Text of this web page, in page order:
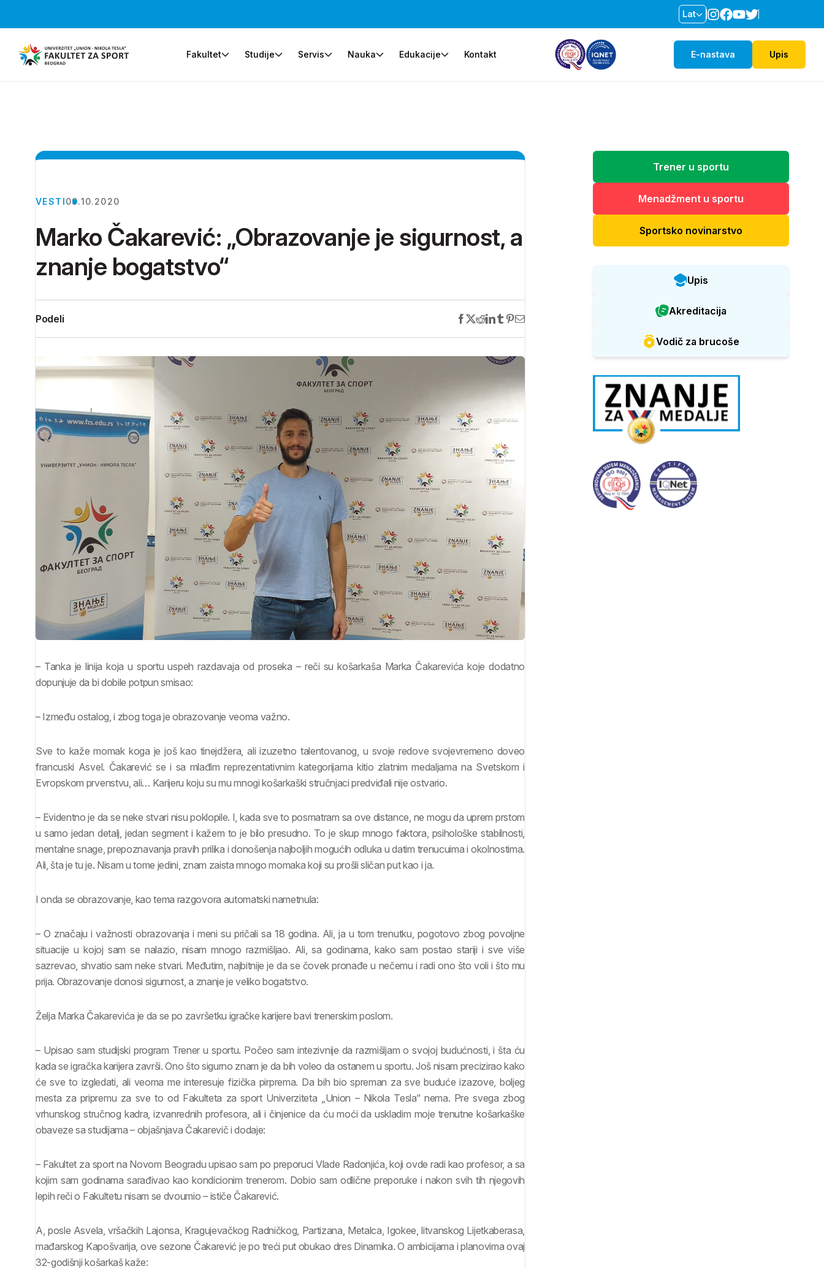
Lat
Fakultet Studije Servis Nauka Edukacije Kontakt E-nastava Upis
VESTI09.10.2020
Marko Čakarević: „Obrazovanje je sigurnost, a
znanje bogatstvo“
Podeli
– Tanka je linija koja u sportu uspeh razdavaja od proseka – reči su košarkaša Marka Čakarevića koje dodatno
dopunjuje da bi dobile potpun smisao:
– Između ostalog, i zbog toga je obrazovanje veoma važno.
Sve to kaže momak koga je još kao tinejdžera, ali izuzetno talentovanog, u svoje redove svojevremeno doveo
francuski Asvel. Čakarević se i sa mlađim reprezentativnim kategorijama kitio zlatnim medaljama na Svetskom i
Evropskom prvenstvu, ali… Karijeru koju su mu mnogi košarkaški stručnjaci predviđali nije ostvario.
– Evidentno je da se neke stvari nisu poklopile. I, kada sve to posmatram sa ove distance, ne mogu da uprem prstom
u samo jedan detalj, jedan segment i kažem to je bilo presudno. To je skup mnogo faktora, psihološke stabilnosti,
mentalne snage, prepoznavanja pravih prilika i donošenja najboljih mogućih odluka u datim trenucuima i okolnostima.
Ali, šta je tu je. Nisam u tome jedini, znam zaista mnogo momaka koji su prošli sličan put kao i ja.
I onda se obrazovanje, kao tema razgovora automatski nametnula:
– O značaju i važnosti obrazovanja i meni su pričali sa 18 godina. Ali, ja u tom trenutku, pogotovo zbog povoljne
situacije u kojoj sam se nalazio, nisam mnogo razmišljao. Ali, sa godinama, kako sam postao stariji i sve više
sazrevao, shvatio sam neke stvari. Međutim, najbitnije je da se čovek pronađe u nečemu i radi ono što voli i što mu
prija. Obrazovanje donosi sigurnost, a znanje je veliko bogatstvo.
Želja Marka Čakarevića je da se po završetku igračke karijere bavi trenerskim poslom.
– Upisao sam studijski program Trener u sportu. Počeo sam intezivnije da razmišljam o svojoj budućnosti, i šta ću
kada se igračka karijera završi. Ono što sigurno znam je da bih voleo da ostanem u sportu. Još nisam precizirao kako
će sve to izgledati, ali veoma me interesuje fizička pirprema. Da bih bio spreman za sve buduće izazove, boljeg
mesta za pripremu za sve to od Fakulteta za sport Univerziteta „Union – Nikola Tesla“ nema. Pre svega zbog
vrhunskog stručnog kadra, izvanrednih profesora, ali i činjenice da ću moći da uskladim moje trenutne košarkaške
obaveze sa studijama – objašnjava Čakarevič i dodaje:
– Fakultet za sport na Novom Beogradu upisao sam po preporuci Vlade Radonjića, koji ovde radi kao profesor, a sa
kojim sam godinama sarađivao kao kondicionim trenerom. Dobio sam odlične preporuke i nakon svih tih njegovih
lepih reči o Fakultetu nisam se dvoumio – ističe Čakarević.
A, posle Asvela, vršačkih Lajonsa, Kragujevačkog Radničkog, Partizana, Metalca, Igokee, litvanskog Lijetkaberasa,
mađarskog Kapošvarija, ove sezone Čakarević je po treći put obukao dres Dinamika. O ambicijama i planovima ovaj
32-godišnji košarkaš kaže:
Trener u sportu
Menadžment u sportu
Sportsko novinarstvo
Upis
Akreditacija
Vodič za brucoše